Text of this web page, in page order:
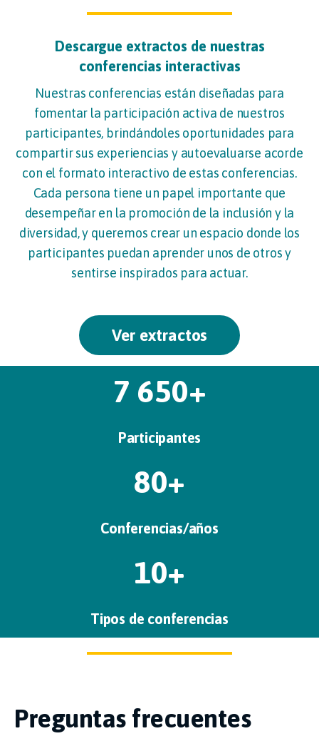
Descargue extractos de nuestras
conferencias interactivas
Nuestras conferencias están diseñadas para
fomentar la participación activa de nuestros
participantes, brindándoles oportunidades para
compartir sus experiencias y autoevaluarse acorde
con el formato interactivo de estas conferencias.
Cada persona tiene un papel importante que
desempeñar en la promoción de la inclusión y la
diversidad, y queremos crear un espacio donde los
participantes puedan aprender unos de otros y
sentirse inspirados para actuar.
Ver extractos
7 650+
Participantes
80+
Conferencias/años
10+
Tipos de conferencias
Preguntas frecuentes